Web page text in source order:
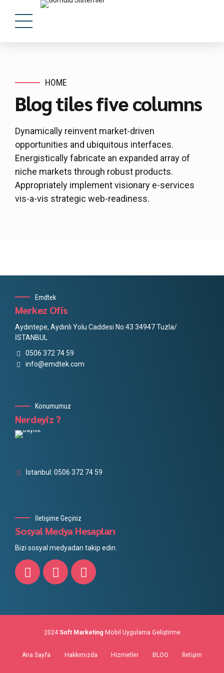
HOME
Blog tiles five columns
Dynamically reinvent market-driven
opportunities and ubiquitous interfaces.
Energistically fabricate an expanded array of
niche markets through robust products.
Appropriately implement visionary e-services
vis-a-vis strategic web-readiness.
Emdtek
Merkez Ofis
Aydıntepe, Aydınlı Yolu Caddesi No:43 34947 Tuzla/
İSTANBUL
0506 372 74 59
info@emdtek.com
Konumumuz
Nerdeyiz ?
İstanbul: 0506 372 74 59
İletişime Geçiniz
Sosyal Medya Hesapları
Bizi sosyal medyadan takip edin.
2024 Soft Marketing Mobil Uygulama Geliştirme
Ana Sayfa Hakkımızda Hizmetler BLOG İletişim